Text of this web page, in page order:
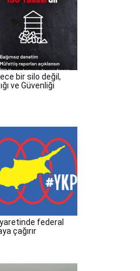
bir silo değil,
ve Güvenliği
federal
çağırır